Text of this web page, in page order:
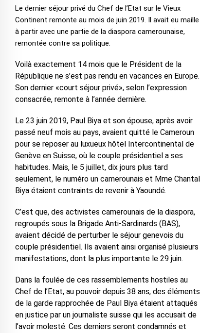
Le dernier séjour privé du Chef de l’Etat sur le Vieux
Continent remonte au mois de juin 2019. Il avait eu maille
à partir avec une partie de la diaspora camerounaise,
remontée contre sa politique.
Voilà exactement 14 mois que le Président de la
République ne s’est pas rendu en vacances en Europe.
Son dernier «court séjour privé», selon l’expression
consacrée, remonte à l’année dernière.
Le 23 juin 2019, Paul Biya et son épouse, après avoir
passé neuf mois au pays, avaient quitté le Cameroun
pour se reposer au luxueux hôtel Intercontinental de
Genève en Suisse, où le couple présidentiel a ses
habitudes. Mais, le 5 juillet, dix jours plus tard
seulement, le numéro un camerounais et Mme Chantal
Biya étaient contraints de revenir à Yaoundé.
C’est que, des activistes camerounais de la diaspora,
regroupés sous la Brigade Anti-Sardinards (BAS),
avaient décidé de perturber le séjour genevois du
couple présidentiel. Ils avaient ainsi organisé plusieurs
manifestations, dont la plus importante le 29 juin.
Dans la foulée de ces rassemblements hostiles au
Chef de l’Etat, au pouvoir depuis 38 ans, des éléments
de la garde rapprochée de Paul Biya étaient attaqués
en justice par un journaliste suisse qui les accusait de
l’avoir molesté. Ces derniers seront condamnés et